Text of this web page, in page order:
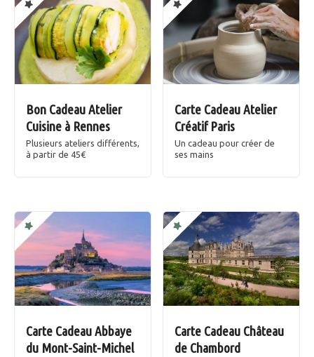
Bon Cadeau Atelier
Cuisine à Rennes
Plusieurs ateliers différents,
à partir de 45€
Carte Cadeau Atelier
Créatif Paris
Un cadeau pour créer de
ses mains
Carte Cadeau Abbaye
du Mont-Saint-Michel
Carte Cadeau Château
de Chambord